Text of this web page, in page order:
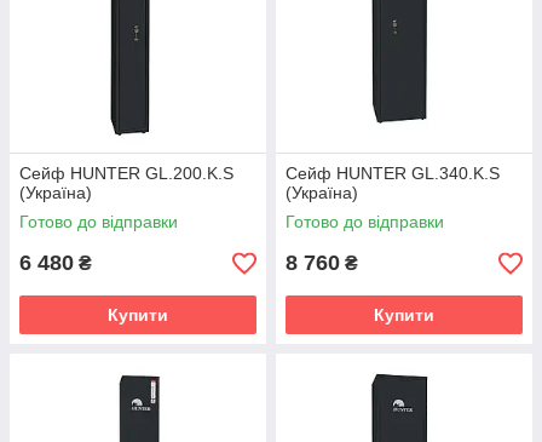
Сейф HUNTER GL.200.K.S
(Україна)
Готово до відправки
6 480 ₴
Купити
Сейф HUNTER GL.340.K.S
(Україна)
Готово до відправки
8 760 ₴
Купити